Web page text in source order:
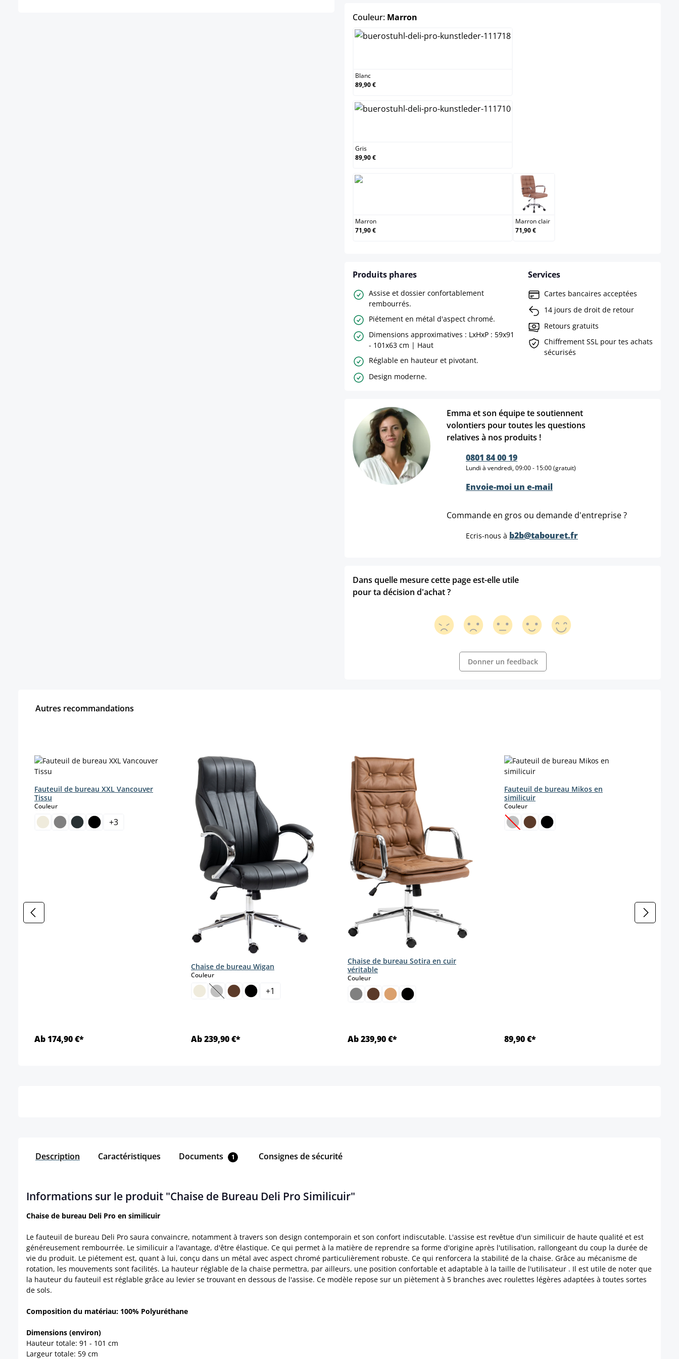
Couleur: Marron
Blanc
89,90 €
Gris
89,90 €
Marron
71,90 €
Marron clair
Marron clair
71,90 €
Produits phares
Assise et dossier confortablement
rembourrés.
Piétement en métal d'aspect chromé.
Dimensions approximatives : LxHxP : 59x91
- 101x63 cm | Haut
Réglable en hauteur et pivotant.
Design moderne.
Services
Cartes bancaires acceptées
14 jours de droit de retour
Retours gratuits
Chiffrement SSL pour tes achats
sécurisés
Emma et son équipe te soutiennent
volontiers pour toutes les questions
relatives à nos produits !
0801 84 00 19
Lundi à vendredi, 09:00 - 15:00 (gratuit)
Envoie-moi un e-mail
Commande en gros ou demande d'entreprise ?
Ecris-nous à b2b@tabouret.fr
Dans quelle mesure cette page est-elle utile
pour ta décision d'achat ?
Donner un feedback
Autres recommandations
Fauteuil de bureau XXL Vancouver
Tissu
Couleurselect
+3
Ab 174,90 €*
Chaise de bureau Wigan
Couleurselect
(Cette option n'est pas disponible pour le moment.)
+1
Ab 239,90 €*
Chaise de bureau Sotira en cuir
véritable
Couleurselect
Ab 239,90 €*
Fauteuil de bureau Mikos en
similicuir
Couleurselect
(Cette option n'est pas disponible pour le
89,90 €*
Description Caractéristiques Documents 1 Consignes de sécurité
Informations sur le produit "Chaise de Bureau Deli Pro Similicuir"
Chaise de bureau Deli Pro en similicuir
Le fauteuil de bureau Deli Pro saura convaincre, notamment à travers son design contemporain et son confort indiscutable. L'assise est revêtue d'un similicuir de haute qualité et est
généreusement rembourrée. Le similicuir a l'avantage, d'être élastique. Ce qui permet à la matière de reprendre sa forme d'origine après l'utilisation, rallongeant du coup la durée de
vie du produit. Le piétement est, quant à lui, conçu dans un métal avec aspect chromé particulièrement robuste. Ce qui renforcera la stabilité de la chaise. Grâce au mécanisme de
rotation, les mouvements sont facilités. La hauteur réglable de la chaise permettra, par ailleurs, une position confortable et adaptable à la taille de l'utilisateur . Il est utile de noter que
la hauteur du fauteuil est réglable grâce au levier se trouvant en dessous de l'assise. Ce modèle repose sur un piètement à 5 branches avec roulettes légères adaptées à toutes sortes
de sols.
Composition du matériau: 100% Polyuréthane
Dimensions (environ)
Hauteur totale: 91 - 101 cm
Largeur totale: 59 cm